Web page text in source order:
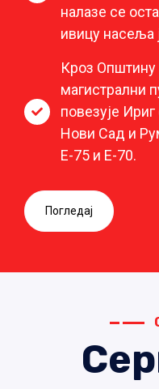
налазе се
ивицу насеља
Кроз Општину
магистрални
повезује
Нови Сад и
Е-75 и Е-70.
Погледај